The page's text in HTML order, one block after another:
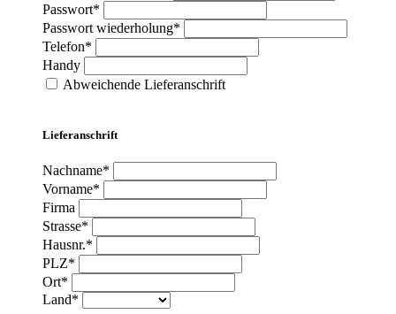
Passwort*
Passwort wiederholung*
Telefon*
Handy
Abweichende Lieferanschrift
Lieferanschrift
Nachname*
Vorname*
Firma
Strasse*
Hausnr.*
PLZ*
Ort*
Land*